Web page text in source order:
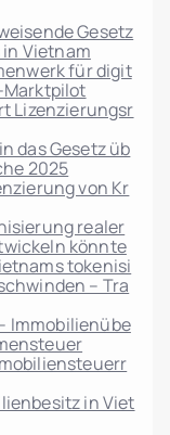
Gesetz
Vietnam
für digit
Marktpilot
Lizenzierungsr
das Gesetz üb
2025
von Kr
realer
könnte
tokenisi
– Tra
Immobilienübe
in Viet